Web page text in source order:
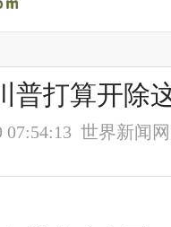
普打算开除
07:54:13 世界新闻